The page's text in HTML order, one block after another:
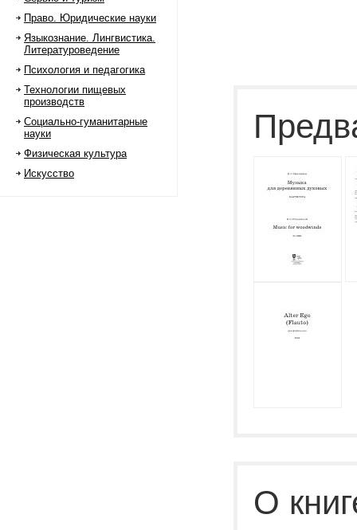
Право. Юридические науки
Языкознание. Лингвистика.
Литературоведение
Психология и педагогика
Технологии пищевых
производств
Социально-гуманитарные
науки
Физическая культура
Искусство
О